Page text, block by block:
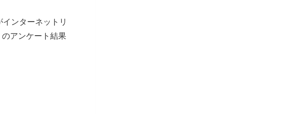
ンターネットリ
アンケート結果